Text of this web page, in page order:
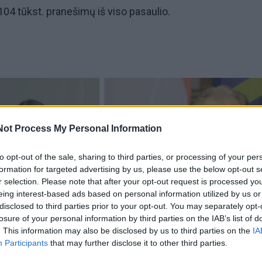
Process My Personal Information
opt-out of the sale, sharing to third parties, or processing of your
for targeted advertising by us, please use the below opt-out
selection. Please note that after your opt-out request is processed
interest-based ads based on personal information utilized by us
to third parties prior to your opt-out. You may separately
of your personal information by third parties on the IAB’s list of
This information may also be disclosed by us to third parties on the
Participants that may further disclose it to other third parties.
tūkst. pranešimų iš viso pasaulio.
grįžusi Karina
didžiausią savo
Jūros šventę anksčiau puošęs
Anatolijus Klemencovas: gal jau
užtenka